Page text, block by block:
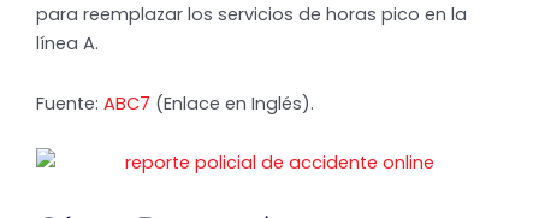
para reemplazar los servicios de horas pico en la
línea A.
Fuente: ABC7 (Enlace en Inglés).